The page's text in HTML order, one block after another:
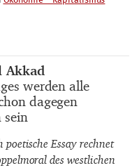
Akkad
werden alle
dagegen
sein
poetische Essay rechnet
des westlichen